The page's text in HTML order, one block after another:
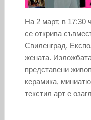
На 2 март, в 17:30
се открива
Свиленград.
жената.
представени
керамика,
текстил арт е